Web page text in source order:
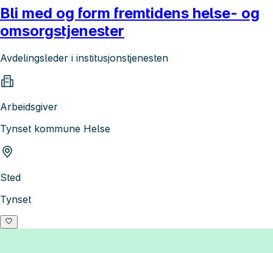
Bli med og form fremtidens helse- og
omsorgstjenester
Avdelingsleder i institusjonstjenesten
Arbeidsgiver
Tynset kommune Helse
Sted
Tynset